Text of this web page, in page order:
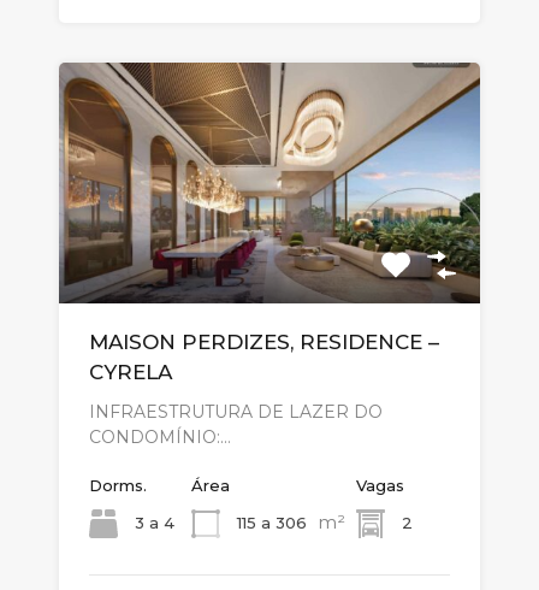
MAISON PERDIZES, RESIDENCE –
CYRELA
INFRAESTRUTURA DE LAZER DO
CONDOMÍNIO:…
Dorms.
3 a 4
Área
115 a 306
m²
Vagas
2